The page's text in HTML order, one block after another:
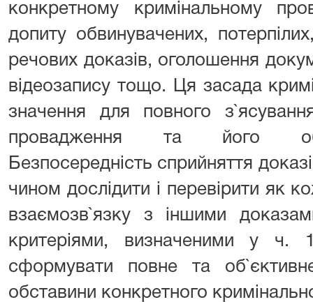
конкретному кримінальному
допиту обвинувачених,
речових доказів, оголошення
відеозапису тощо. Ця засада
значення для повного
провадження та його
Безпосередність сприйняття
чином дослідити і перевірити як
взаємозв`язку з іншими
критеріями, визначеними у
сформувати повне та
обставини конкретного